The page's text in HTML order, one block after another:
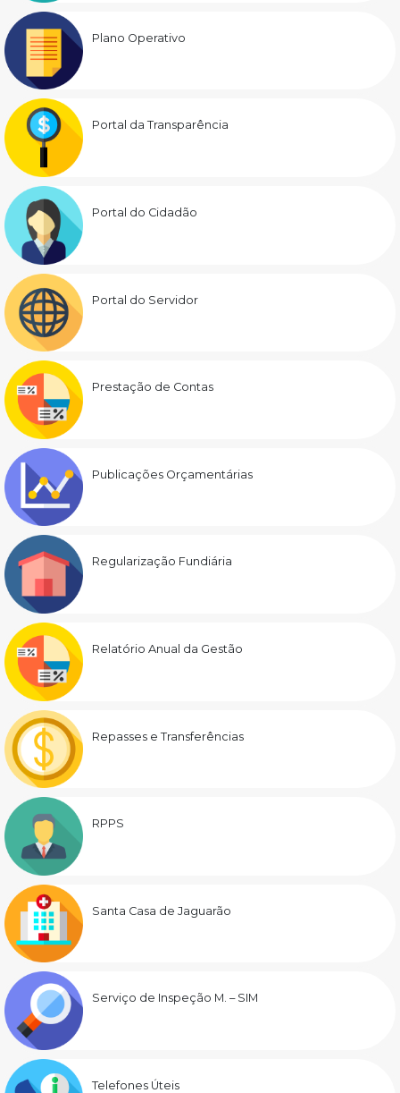
Plano Operativo
Portal da Transparência
Portal do Cidadão
Portal do Servidor
Prestação de Contas
Publicações Orçamentárias
Regularização Fundiária
Relatório Anual da Gestão
Repasses e Transferências
RPPS
Santa Casa de Jaguarão
Serviço de Inspeção M. – SIM
Telefones Úteis